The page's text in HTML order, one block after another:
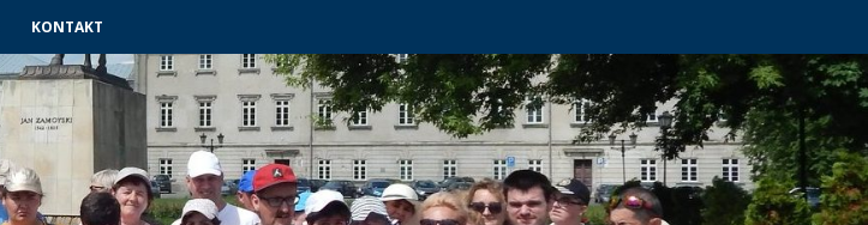
KONTAKT